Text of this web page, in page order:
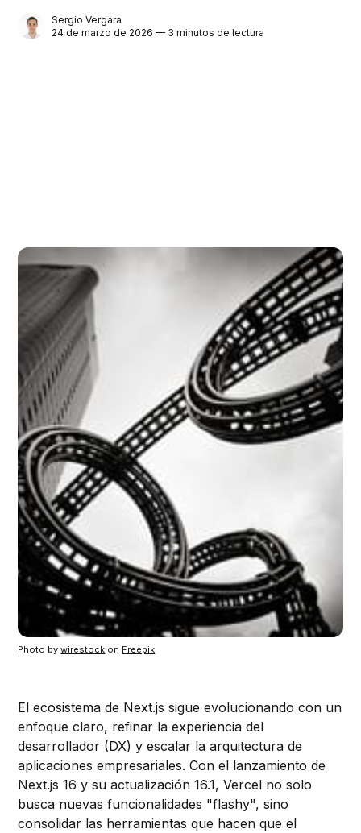
Sergio Vergara
24 de marzo de 2026 — 3 minutos de lectura
Photo by wirestock on Freepik
El ecosistema de Next.js sigue evolucionando con un
enfoque claro, refinar la experiencia del
desarrollador (DX) y escalar la arquitectura de
aplicaciones empresariales. Con el lanzamiento de
Next.js 16 y su actualización 16.1, Vercel no solo
busca nuevas funcionalidades "flashy", sino
consolidar las herramientas que hacen que el